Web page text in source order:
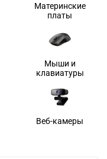
Материнские
платы
Мыши и
клавиатуры
Веб-камеры